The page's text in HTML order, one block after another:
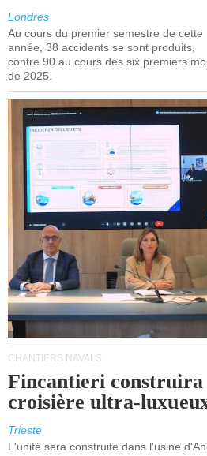
Londres
Au cours du premier semestre de cette
année, 38 accidents se sont produits,
contre 90 au cours des six premiers
de 2025.
CHANTIERS NAVALS
Fincantieri construira
croisière ultra-
Trieste
L'unité sera construite dans l'usine